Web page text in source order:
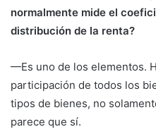
normalmente mide el
distribución de la renta?
—Es uno de los elementos.
participación de todos los
tipos de bienes, no
parece que sí.